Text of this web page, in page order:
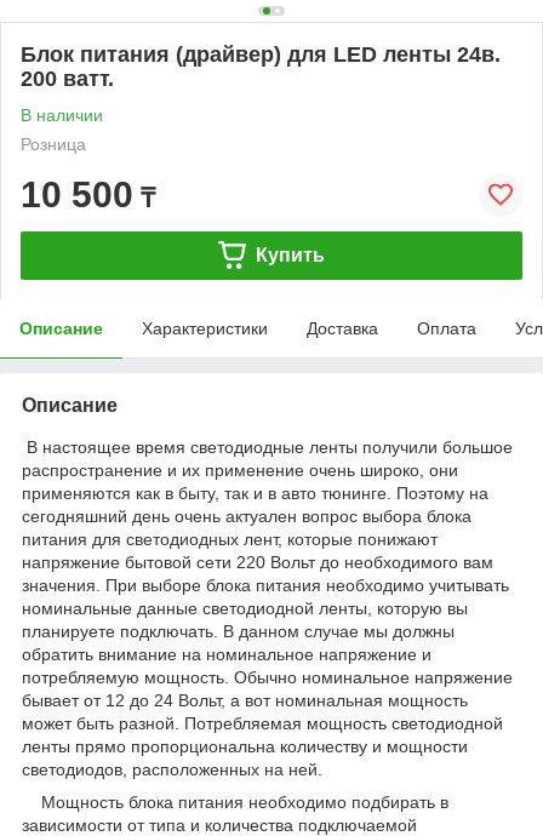
Блок питания (драйвер) для LED ленты 24в.
200 ватт.
В наличии
Розница
10 500 ₸
Купить
Описание Характеристики Доставка Оплата
Описание
В настоящее время светодиодные ленты получили большое
распространение и их применение очень широко, они
применяются как в быту, так и в авто тюнинге. Поэтому на
сегодняшний день очень актуален вопрос выбора блока
питания для светодиодных лент, которые понижают
напряжение бытовой сети 220 Вольт до необходимого вам
значения. При выборе блока питания необходимо учитывать
номинальные данные светодиодной ленты, которую вы
планируете подключать. В данном случае мы должны
обратить внимание на номинальное напряжение и
потребляемую мощность. Обычно номинальное напряжение
бывает от 12 до 24 Вольт, а вот номинальная мощность
может быть разной. Потребляемая мощность светодиодной
ленты прямо пропорциональна количеству и мощности
светодиодов, расположенных на ней.
Мощность блока питания необходимо подбирать в
зависимости от типа и количества подключаемой